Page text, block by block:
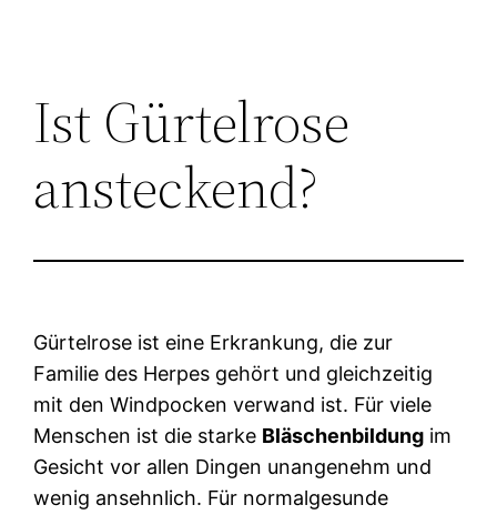
Ist Gürtelrose
ansteckend?
Gürtelrose ist eine Erkrankung, die zur
Familie des Herpes gehört und gleichzeitig
mit den Windpocken verwand ist. Für viele
Menschen ist die starke Bläschenbildung im
Gesicht vor allen Dingen unangenehm und
wenig ansehnlich. Für normalgesunde